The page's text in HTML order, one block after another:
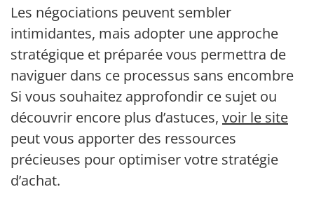
Les négociations peuvent sembler
intimidantes, mais adopter une approche
stratégique et préparée vous permettra de
naviguer dans ce processus sans encombre.
Si vous souhaitez approfondir ce sujet ou
découvrir encore plus d’astuces, voir le site
peut vous apporter des ressources
précieuses pour optimiser votre stratégie
d’achat.